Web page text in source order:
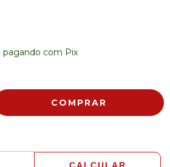
pagando com Pix